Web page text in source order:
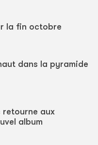
la fin octobre
dans la pyramide
retourne aux
album